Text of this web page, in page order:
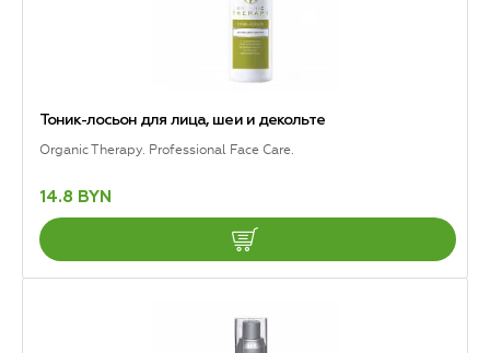
Тоник-лосьон для лица, шеи и декольте
Organic Therapy. Professional Face Care.
14.8 BYN